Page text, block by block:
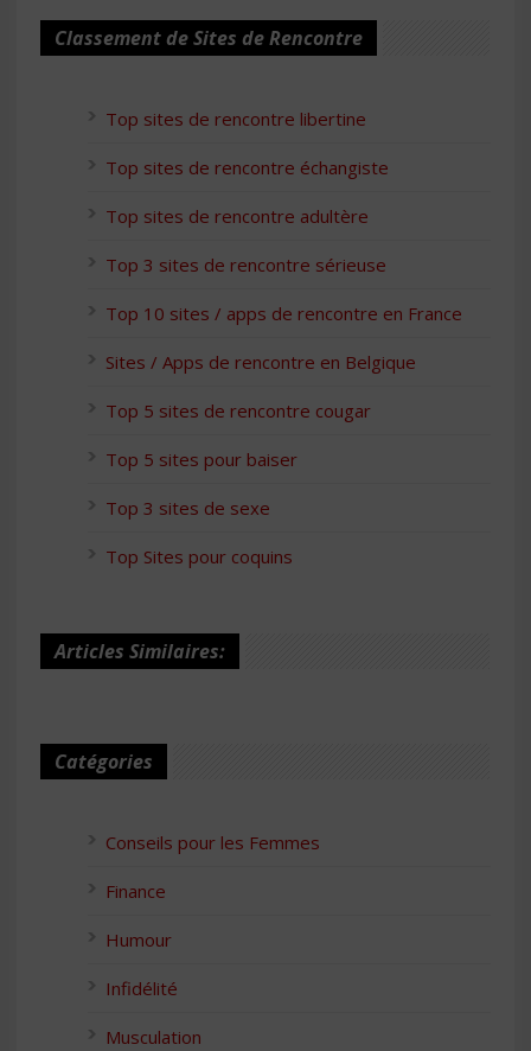
Classement de Sites de Rencontre
Top sites de rencontre libertine
Top sites de rencontre échangiste
Top sites de rencontre adultère
Top 3 sites de rencontre sérieuse
Top 10 sites / apps de rencontre en France
Sites / Apps de rencontre en Belgique
Top 5 sites de rencontre cougar
Top 5 sites pour baiser
Top 3 sites de sexe
Top Sites pour coquins
Articles Similaires:
Catégories
Conseils pour les Femmes
Finance
Humour
Infidélité
Musculation